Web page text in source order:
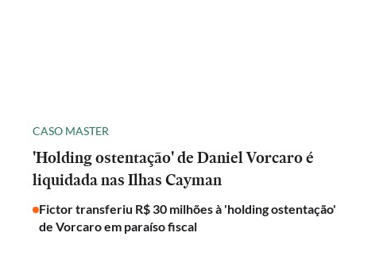
CASO MASTER
'Holding ostentação' de Daniel Vorcaro é
liquidada nas Ilhas Cayman
Fictor transferiu R$ 30 milhões à 'holding ostentação'
de Vorcaro em paraíso fiscal